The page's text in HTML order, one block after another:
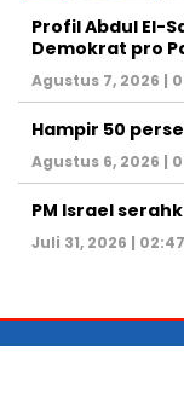
Profil Abdul El-
Demokrat pro
Agustus 7, 2026 |
Hampir 50
Agustus 6, 2026 |
PM Israel
Juli 31, 2026 |